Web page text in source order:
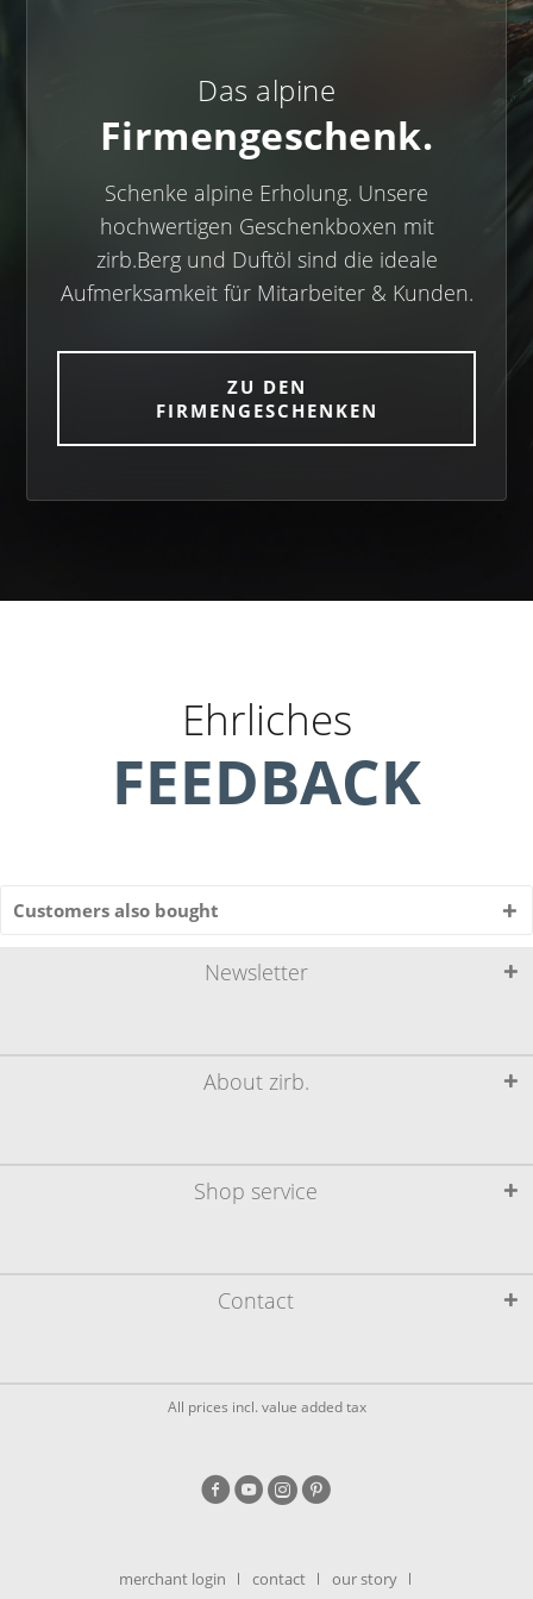
Das alpine
Firmengeschenk.
Schenke alpine Erholung. Unsere
hochwertigen Geschenkboxen mit
zirb.Berg und Duftöl sind die ideale
Aufmerksamkeit für Mitarbeiter & Kunden.
ZU DEN
FIRMENGESCHENKEN
Ehrliches
FEEDBACK
Customers also bought
Contact
Shop service
About zirb.
Newsletter
All prices incl. value added tax
merchant login contact our story